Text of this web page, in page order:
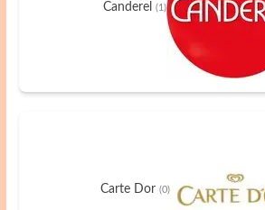
Canderel (1)
Carte Dor (0)